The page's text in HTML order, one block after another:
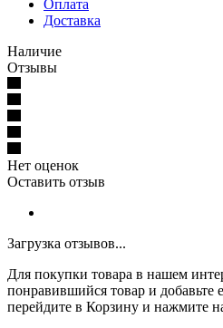
Оплата
Доставка
Наличие
Отзывы
Нет оценок
Оставить отзыв
Загрузка отзывов...
Для покупки товара в нашем
понравившийся товар и добавьте
перейдите в Корзину и нажмите